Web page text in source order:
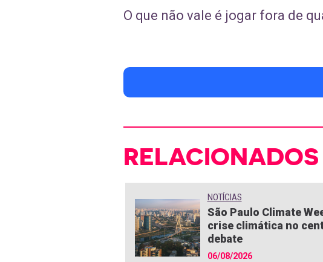
O que não vale é jogar fora de
RELACIONADOS
NOTÍCIAS
São Paulo Climate
crise climática no
debate
06/08/2026